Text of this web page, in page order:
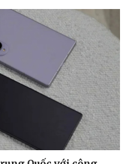
quảng cáo trên
cách tạo một chiến dịch